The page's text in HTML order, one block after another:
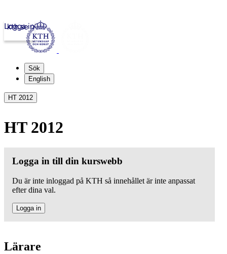
kth.se
Logga in
Sök
English
HT 2012
HT 2012
Logga in till din kurswebb
Du är inte inloggad på KTH så innehållet är inte anpassat
efter dina val.
Logga in
Lärare